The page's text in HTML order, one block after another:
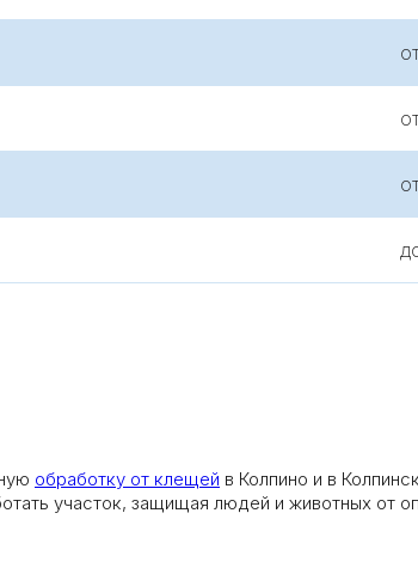
обработку от клещей в Колпино и в
участок, защищая людей и животных от